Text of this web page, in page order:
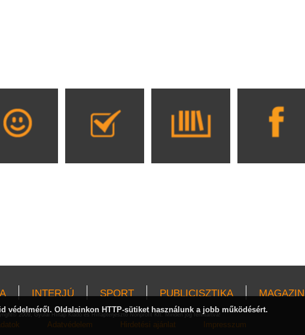
INTERJÚ SPORT PUBLICISZTIKA MAGAZIN
2009, Gyulai Hírlap Kiadó és Hírlapterjesztő Nonprofit Kft. Minden jog fenntartva!
Adatvédelem Hirdetési ajánlat Impresszum
védelméről. Oldalainkon HTTP-sütiket használunk a jobb működésért.